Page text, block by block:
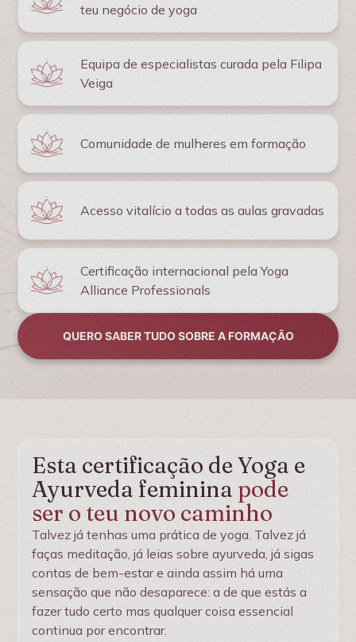
teu negócio de yoga
Equipa de especialistas curada pela Filipa
Veiga
Comunidade de mulheres em formação
Acesso vitalício a todas as aulas gravadas
Certificação internacional pela Yoga
Alliance Professionals
QUERO SABER TUDO SOBRE A FORMAÇÃO
Esta certificação de Yoga e
Ayurveda feminina pode
ser o teu novo caminho
Talvez já tenhas uma prática de yoga. Talvez já
faças meditação, já leias sobre ayurveda, já sigas
contas de bem-estar e ainda assim há uma
sensação que não desaparece: a de que estás a
fazer tudo certo mas qualquer coisa essencial
continua por encontrar.